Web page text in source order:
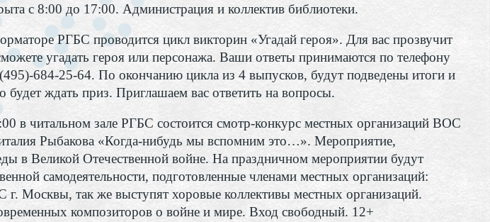
с 8:00 до 17:00. Администрация и коллектив библиотеки.
РГБС проводится цикл викторин «Угадай героя». Для вас прозвучит
угадать героя или персонажа. Ваши ответы принимаются по телефону
684-25-64. По окончанию цикла из 4 выпусков, будут подведены итоги и
будет ждать приз. Приглашаем вас ответить на вопросы.
в читальном зале РГБС состоится смотр-конкурс местных организаций ВОС
Рыбакова «Когда-нибудь мы вспомним это…». Мероприятие,
в Великой Отечественной войне. На праздничном мероприятии будут
самодеятельности, подготовленные членами местных организаций:
так же выступят хоровые коллективы местных организаций.
композиторов о войне и мире. Вход свободный. 12+